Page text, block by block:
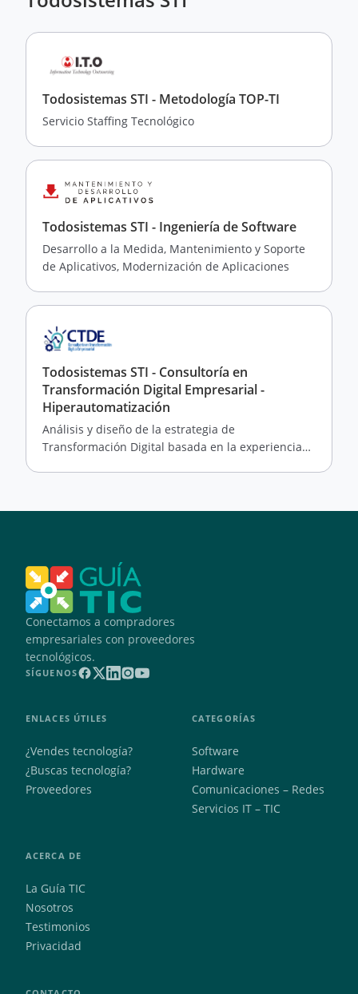
Todosistemas STI - Metodología TOP-TI
Servicio Staffing Tecnológico
Todosistemas STI - Ingeniería de Software
Desarrollo a la Medida, Mantenimiento y Soporte
de Aplicativos, Modernización de Aplicaciones
Todosistemas STI - Consultoría en
Transformación Digital Empresarial -
Hiperautomatización
Análisis y diseño de la estrategia de
Transformación Digital basada en la experiencia
Conectamos a compradores
empresariales con proveedores
tecnológicos.
SÍGUENOS
ENLACES ÚTILES
¿Vendes tecnología?
¿Buscas tecnología?
Proveedores
CATEGORÍAS
Software
Hardware
Comunicaciones – Redes
Servicios IT – TIC
ACERCA DE
La Guía TIC
Nosotros
Testimonios
Privacidad